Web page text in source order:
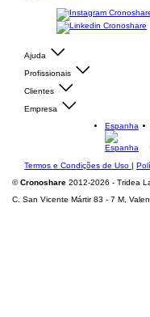
Ajuda
Profissionais
Clientes
Empresa
Espanha
Termos e Condições de Uso |
©Cronoshare 2012-2026 - Tridea
C. San Vicente Mártir 83 - 7 M,